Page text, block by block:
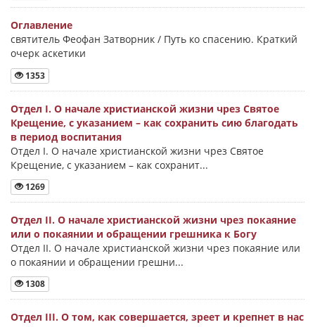
Оглавление
святитель Феофан Затворник / Путь ко спасению. Краткий
очерк аскетики
1353
Отдел I. О начале христианской жизни чрез Святое
Крещение, с указанием – как сохранить сию благодать
в период воспитания
Отдел I. О начале христианской жизни чрез Святое
Крещение, с указанием – как сохранит...
1269
Отдел II. О начале христианской жизни чрез покаяние
или о покаянии и обращении грешника к Богу
Отдел II. О начале христианской жизни чрез покаяние или
о покаянии и обращении грешни...
1308
Отдел III. О том, как совершается, зреет и крепнет в нас